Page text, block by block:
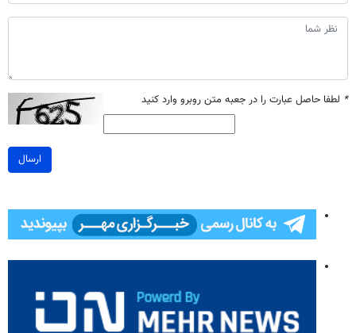
* لطفا حاصل عبارت را در جعبه متن روبرو وارد کنید
ارسال